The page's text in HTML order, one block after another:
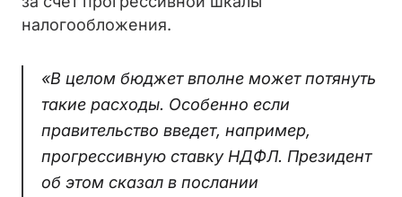
налогообложения.
«В целом бюджет вполне может потянуть
такие расходы. Особенно если
правительство введет, например,
прогрессивную ставку НДФЛ. Президент
об этом сказал в послании